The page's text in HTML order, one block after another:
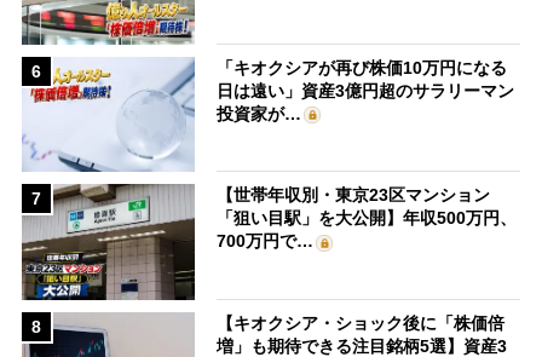
6
「キオクシアが再び株価10万円になる
日は遠い」資産3億円超のサラリーマン
投資家が…
7
【世帯年収別・東京23区マンション
「狙い目駅」を大公開】年収500万円、
700万円で…
8
【キオクシア・ショック後に「株価倍
増」も期待できる注目銘柄5選】資産3